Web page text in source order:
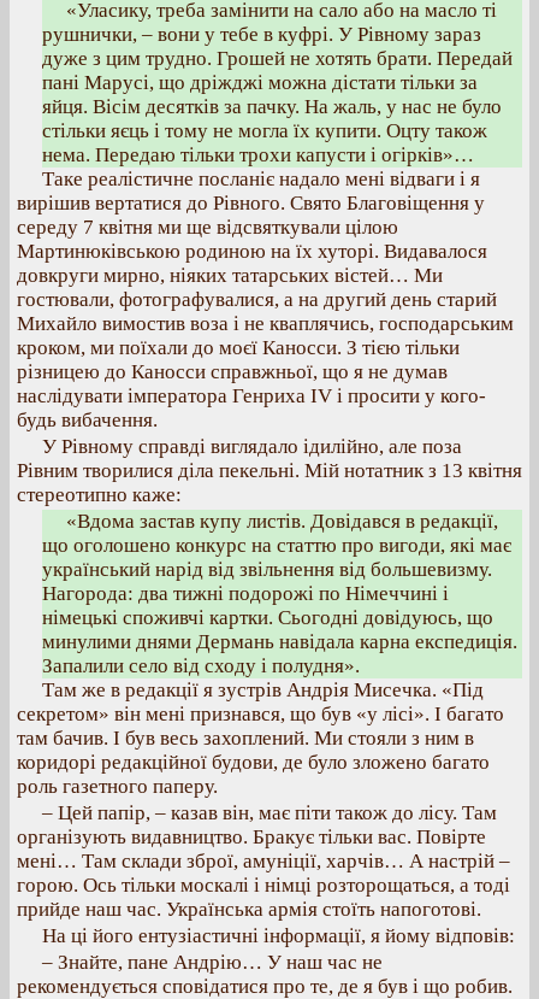
«Уласику, треба замінити на сало або на масло ті
рушнички, – вони у тебе в куфрі. У Рівному зараз
дуже з цим трудно. Грошей не хотять брати. Передай
пані Марусі, що дріжджі можна дістати тільки за
яйця. Вісім десятків за пачку. На жаль, у нас не було
стільки яєць і тому не могла їх купити. Оцту також
нема. Передаю тільки трохи капусти і огірків»…
Таке реалістичне посланіє надало мені відваги і я
вирішив вертатися до Рівного. Свято Благовіщення у
середу 7 квітня ми ще відсвяткували цілою
Мартинюківською родиною на їх хуторі. Видавалося
довкруги мирно, ніяких татарських вістей… Ми
гостювали, фотографувалися, а на другий день старий
Михайло вимостив воза і не кваплячись, господарським
кроком, ми поїхали до моєї Каносси. З тією тільки
різницею до Каносси справжньої, що я не думав
наслідувати імператора Генриха IV і просити у кого-
будь вибачення.
У Рівному справді виглядало ідилійно, але поза
Рівним творилися діла пекельні. Мій нотатник з 13 квітня
стереотипно каже:
«Вдома застав купу листів. Довідався в редакції,
що оголошено конкурс на статтю про вигоди, які має
український нарід від звільнення від большевизму.
Нагорода: два тижні подорожі по Німеччині і
німецькі споживчі картки. Сьогодні довідуюсь, що
минулими днями Дермань навідала карна експедиція.
Запалили село від сходу і полудня».
Там же в редакції я зустрів Андрія Мисечка. «Під
секретом» він мені признався, що був «у лісі». І багато
там бачив. І був весь захоплений. Ми стояли з ним в
коридорі редакційної будови, де було зложено багато
роль газетного паперу.
– Цей папір, – казав він, має піти також до лісу. Там
організують видавництво. Бракує тільки вас. Повірте
мені… Там склади зброї, амуніції, харчів… А настрій –
горою. Ось тільки москалі і німці розторощаться, а тоді
прийде наш час. Українська армія стоїть напоготові.
На ці його ентузіастичні інформації, я йому відповів:
– Знайте, пане Андрію… У наш час не
рекомендується сповідатися про те, де я був і що робив.